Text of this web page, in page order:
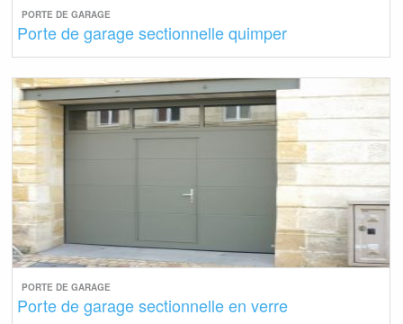
PORTE DE GARAGE
Porte de garage sectionnelle quimper
PORTE DE GARAGE
Porte de garage sectionnelle en verre